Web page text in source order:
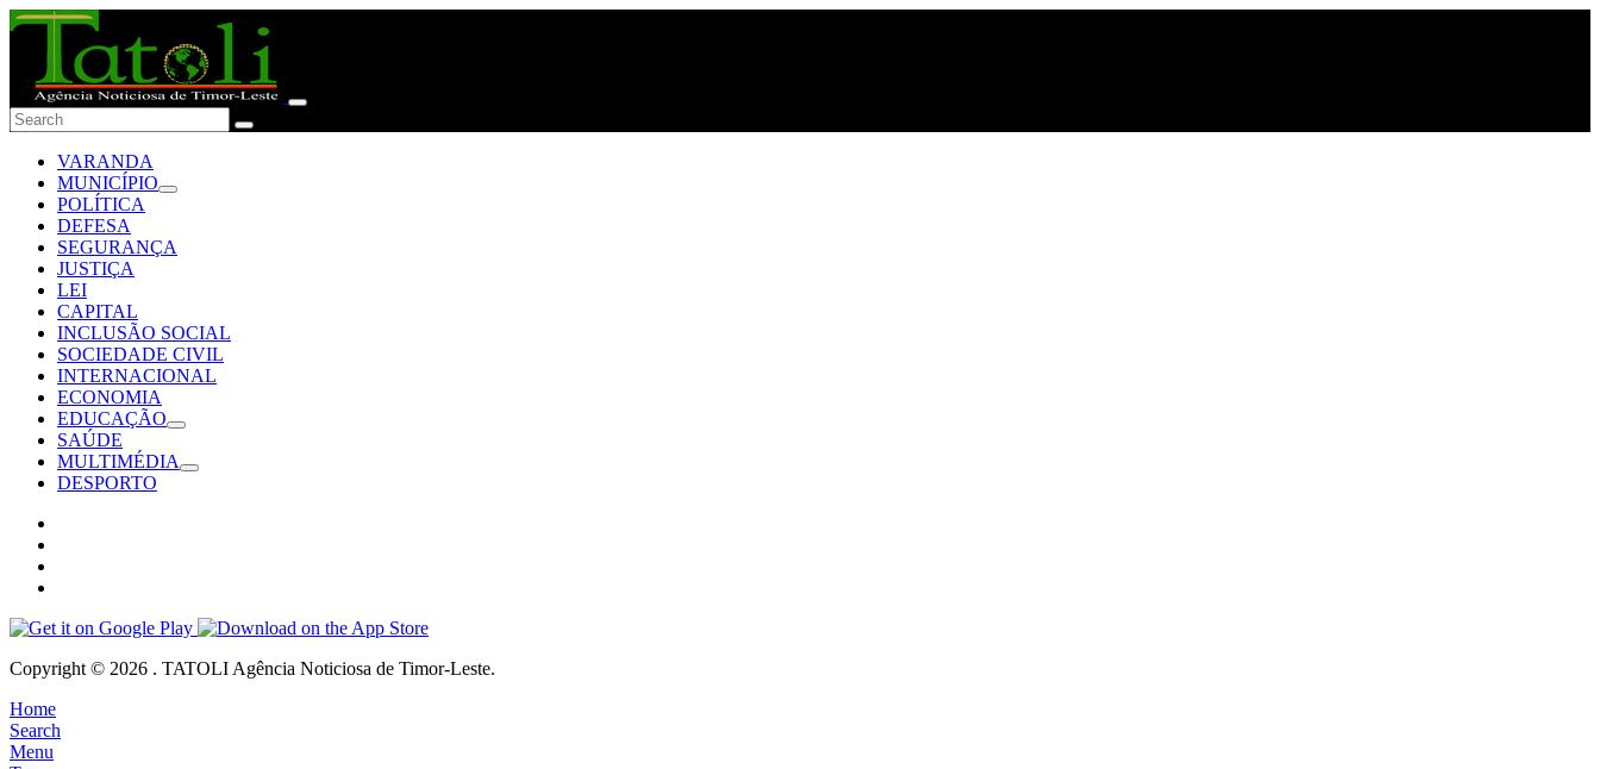
VARANDA
MUNICÍPIO
POLÍTICA
DEFESA
SEGURANÇA
JUSTIÇA
LEI
CAPITAL
INCLUSÃO SOCIAL
SOCIEDADE CIVIL
INTERNACIONAL
ECONOMIA
EDUCAÇÃO
SAÚDE
MULTIMÉDIA
DESPORTO
Copyright © 2026 . TATOLI Agência Noticiosa de Timor-Leste.
Home
Search
Menu